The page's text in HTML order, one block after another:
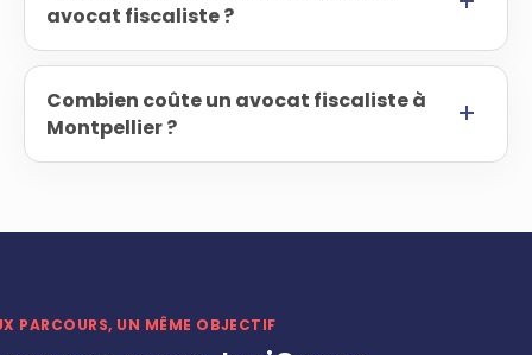
avocat fiscaliste ?
Combien coûte un avocat fiscaliste à
Montpellier ?
PARCOURS, UN MÊME OBJECTIF